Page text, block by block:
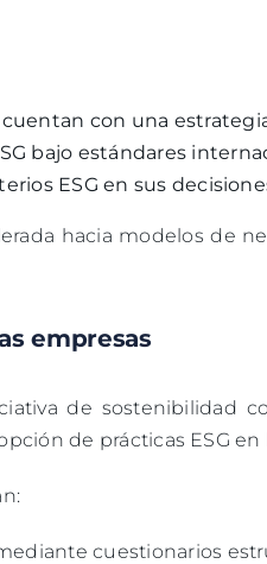
con una
bajo estándares
ESG en sus
hacia modelos de
empresas
de sostenibilidad
de prácticas ESG en
cuestionarios